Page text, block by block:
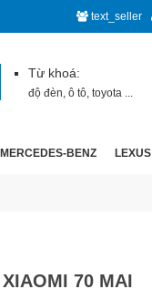
text_seller
Từ khoá:
độ đèn,ô tô,toyota ...
MERCEDES-BENZ LEXUS
70 MAI